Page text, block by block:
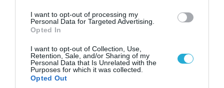
I want to opt-out of processing my
Personal Data for Targeted Advertising.
Opted In
I want to opt-out of Collection, Use,
Retention, Sale, and/or Sharing of my
Personal Data that Is Unrelated with the
Purposes for which it was collected.
Opted Out